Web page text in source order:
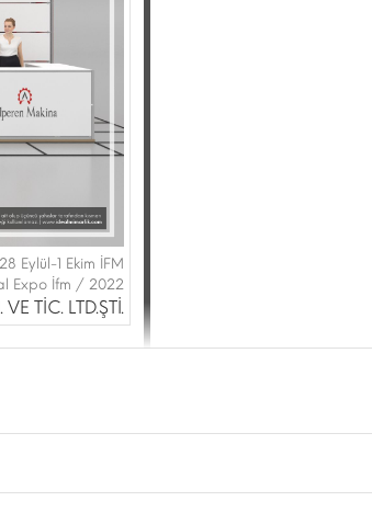
Eylül-1 Ekim İFM
Expo İfm / 2022
TİC. LTD.ŞTİ.